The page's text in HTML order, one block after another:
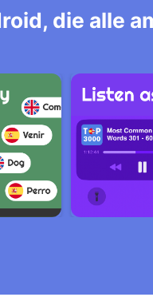
die alle